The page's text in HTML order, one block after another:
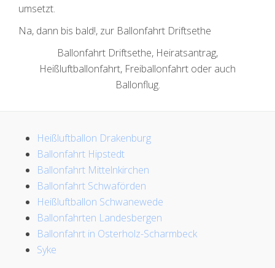
umsetzt.
Na, dann bis bald!, zur Ballonfahrt Driftsethe
Ballonfahrt Driftsethe, Heiratsantrag,
Heißluftballonfahrt, Freiballonfahrt oder auch
Ballonflug.
Heißluftballon Drakenburg
Ballonfahrt Hipstedt
Ballonfahrt Mittelnkirchen
Ballonfahrt Schwaförden
Heißluftballon Schwanewede
Ballonfahrten Landesbergen
Ballonfahrt in Osterholz-Scharmbeck
Syke